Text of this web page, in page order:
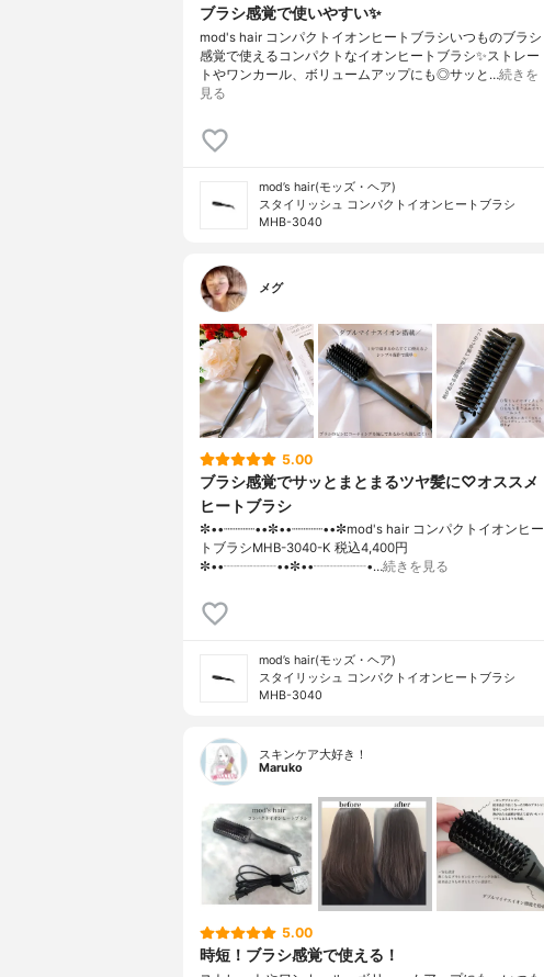
ブラシ感覚で使いやすい✨
mod's hair コンパクトイオンヒートブラシいつものブラシ
感覚で使えるコンパクトなイオンヒートブラシ✨ストレー
トやワンカール、ボリュームアップにも◎サッと…続きを
見る
mod’s hair(モッズ・ヘア)
スタイリッシュ コンパクトイオンヒートブラシ
MHB-3040
メグ
5.00
ブラシ感覚でサッとまとまるツヤ髪に♡オススメ
ヒートブラシ
✼••┈┈┈┈••✼••┈┈┈┈••✼mod's hair コンパクトイオンヒー
トブラシMHB-3040-K 税込4,400円
✼••┈┈┈┈••✼••┈┈┈┈•…続きを見る
mod’s hair(モッズ・ヘア)
スタイリッシュ コンパクトイオンヒートブラシ
MHB-3040
スキンケア大好き！
Maruko
5.00
時短！ブラシ感覚で使える！